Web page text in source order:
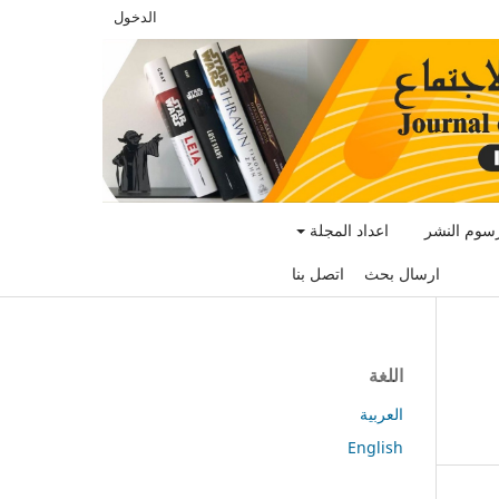
النشر اعداد المجلة
ارسال بحث اتصل بنا
الدخول
اللغة
العربية
English